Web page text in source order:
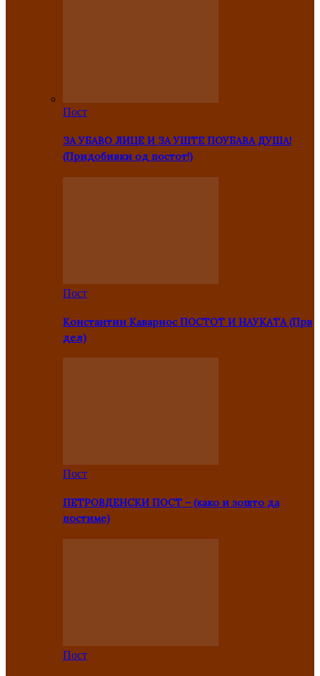
Пост
ЗА УБАВО ЛИЦЕ И ЗА УШТЕ ПОУБАВА ДУША!
(Придобивки од постот!)
Пост
Константин Каварнос ПОСТОТ И НАУКАТА (Прв
дел)
Пост
ПЕТРОВДЕНСКИ ПОСТ – (како и зошто да
постиме)
Пост